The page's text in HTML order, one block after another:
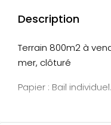
Description
Terrain 800m2 à
mer, clôturé
Papier : Bail